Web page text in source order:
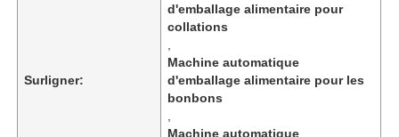
Visite de l'usine
Surligner:
d'emballage alimentaire pour
collations
Machine automatique
d'emballage alimentaire pour les
bonbons
Machine automatique